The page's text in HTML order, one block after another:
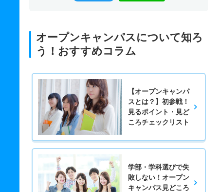
オープンキャンパスについて知ろ
う！おすすめコラム
【オープンキャンパ
スとは？】初参戦！
見るポイント・見ど
ころチェックリスト
学部・学科選びで失
敗しない！オープン
キャンパス見どころ